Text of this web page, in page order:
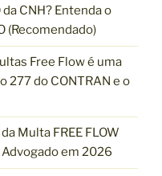
da CNH? Entenda o
(Recomendado)
Free Flow é uma
277 do CONTRAN e o
Multa FREE FLOW
Advogado em 2026